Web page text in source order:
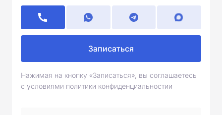
Записаться
Нажимая на кнопку «Записаться», вы соглашаетесь
с условиями политики конфиденциальностии